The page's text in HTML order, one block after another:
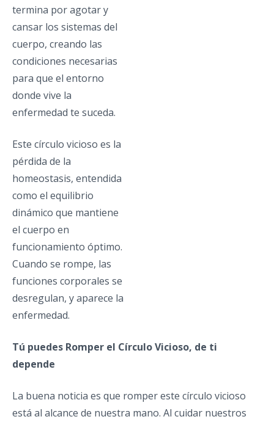
termina por agotar y
cansar los sistemas del
cuerpo, creando las
condiciones necesarias
para que el entorno
donde vive la
enfermedad te suceda.
Este círculo vicioso es la
pérdida de la
homeostasis, entendida
como el equilibrio
dinámico que mantiene
el cuerpo en
funcionamiento óptimo.
Cuando se rompe, las
funciones corporales se
desregulan, y aparece la
enfermedad.
Tú puedes Romper el Círculo Vicioso, de ti
depende
La buena noticia es que romper este círculo vicioso
está al alcance de nuestra mano. Al cuidar nuestros